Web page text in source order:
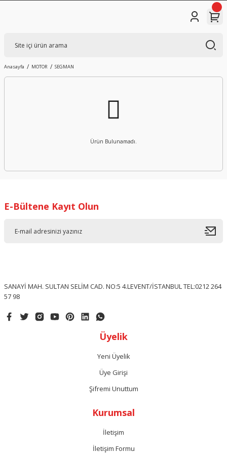
Anasayfa MOTOR SEGMAN
Ürün Bulunamadı.
E-Bültene Kayıt Olun
SANAYİ MAH. SULTAN SELİM CAD. NO:5 4.LEVENT/İSTANBUL TEL:0212 264
57 98
Üyelik
Yeni Üyelik
Üye Girişi
Şifremi Unuttum
Kurumsal
İletişim
İletişim Formu